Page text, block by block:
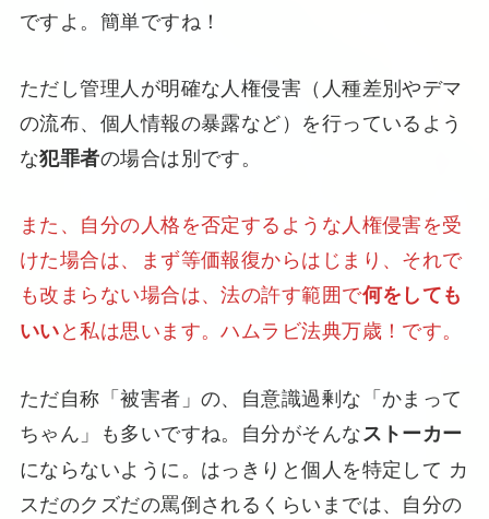
ですよ。簡単ですね！
ただし管理人が明確な人権侵害（人種差別やデマ
の流布、個人情報の暴露など）を行っているよう
な犯罪者の場合は別です。
また、自分の人格を否定するような人権侵害を受
けた場合は、まず等価報復からはじまり、それで
も改まらない場合は、法の許す範囲で何をしても
いいと私は思います。ハムラビ法典万歳！です。
ただ自称「被害者」の、自意識過剰な「かまって
ちゃん」も多いですね。自分がそんなストーカー
にならないように。はっきりと個人を特定して カ
スだのクズだの罵倒されるくらいまでは、自分の